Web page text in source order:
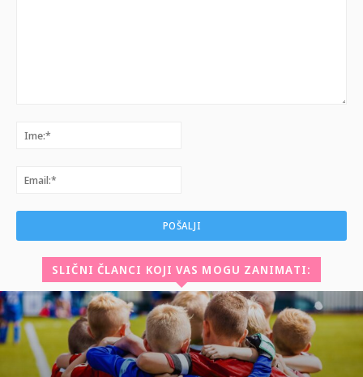
SLIČNI ČLANCI KOJI VAS MOGU ZANIMATI: